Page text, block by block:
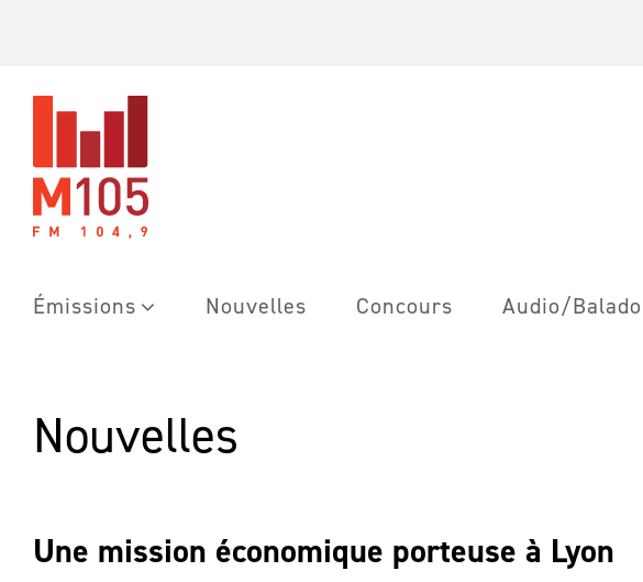
Émissions Nouvelles Concours Audio/Balado
Nouvelles
Une mission économique porteuse à Lyon